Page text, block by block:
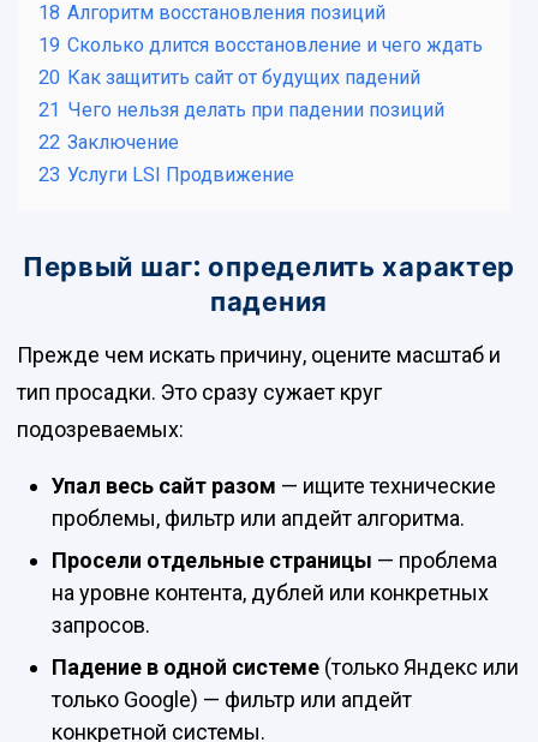
18 Алгоритм восстановления позиций
19 Сколько длится восстановление и чего ждать
20 Как защитить сайт от будущих падений
21 Чего нельзя делать при падении позиций
22 Заключение
23 Услуги LSI Продвижение
Первый шаг: определить характер
падения
Прежде чем искать причину, оцените масштаб и
тип просадки. Это сразу сужает круг
подозреваемых:
Упал весь сайт разом — ищите технические
проблемы, фильтр или апдейт алгоритма.
Просели отдельные страницы — проблема
на уровне контента, дублей или конкретных
запросов.
Падение в одной системе(только Яндекс или
только Google) — фильтр или апдейт
конкретной системы.